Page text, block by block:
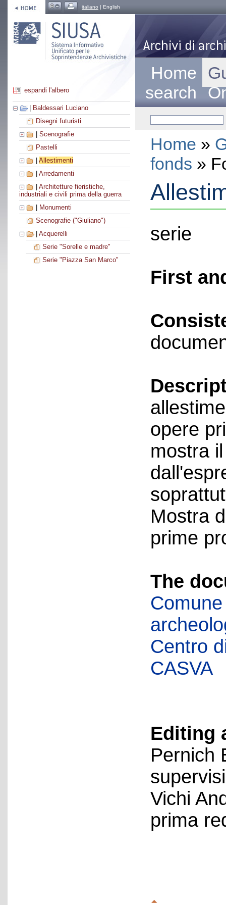
italiano | English
espandi l'albero
Baldessari Luciano
Disegni futuristi
Scenografie
Pastelli
Allestimenti
Arredamenti
Architetture fieristiche,
industriali e civili prima della guerra
Monumenti
Scenografie ("Giuliano")
Acquerelli
Serie "Sorelle e madre"
Serie "Piazza San Marco"
Home
search
Home »
fonds »
serie
First
opere
mostra
Mostra
prime
The
Centro
CASVA
Editing
Pernich
Vichi
prima